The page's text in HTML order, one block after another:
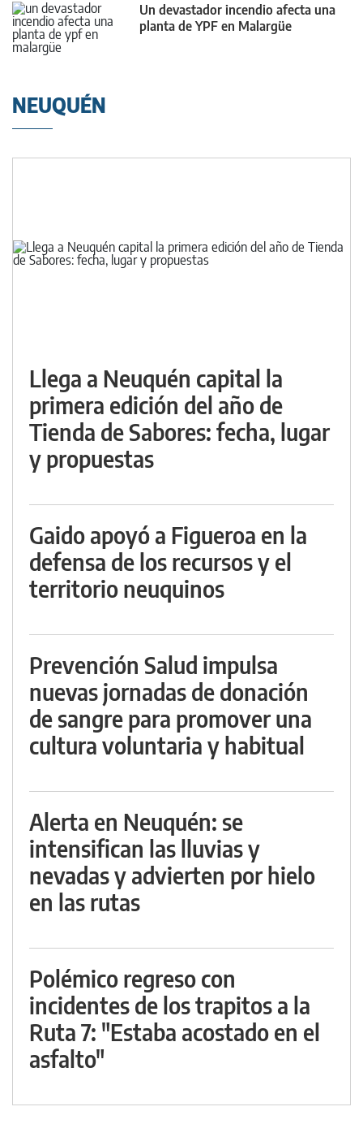
Un devastador incendio afecta una
planta de YPF en Malargüe
NEUQUÉN
Llega a Neuquén capital la
primera edición del año de
Tienda de Sabores: fecha, lugar
y propuestas
Gaido apoyó a Figueroa en la
defensa de los recursos y el
territorio neuquinos
Prevención Salud impulsa
nuevas jornadas de donación
de sangre para promover una
cultura voluntaria y habitual
Alerta en Neuquén: se
intensifican las lluvias y
nevadas y advierten por hielo
en las rutas
Polémico regreso con
incidentes de los trapitos a la
Ruta 7: "Estaba acostado en el
asfalto"